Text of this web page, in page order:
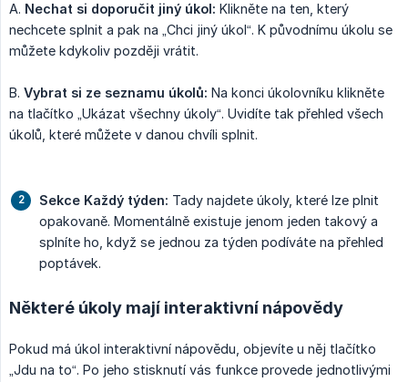
A. Nechat si doporučit jiný úkol: Klikněte na ten, který
nechcete splnit a pak na „Chci jiný úkol“. K původnímu úkolu se
můžete kdykoliv později vrátit.
B. Vybrat si ze seznamu úkolů: Na konci úkolovníku klikněte
na tlačítko „Ukázat všechny úkoly“. Uvidíte tak přehled všech
úkolů, které můžete v danou chvíli splnit.
Sekce Každý týden: Tady najdete úkoly, které lze plnit
opakovaně. Momentálně existuje jenom jeden takový a
splníte ho, když se jednou za týden podíváte na přehled
poptávek.
Některé úkoly mají interaktivní nápovědy
Pokud má úkol interaktivní nápovědu, objevíte u něj tlačítko
„Jdu na to“. Po jeho stisknutí vás funkce provede jednotlivými